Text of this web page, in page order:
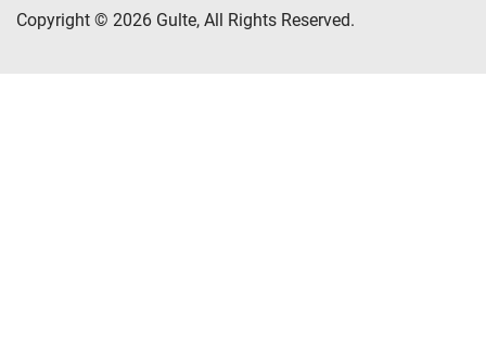
Copyright © 2026 Gulte, All Rights Reserved.